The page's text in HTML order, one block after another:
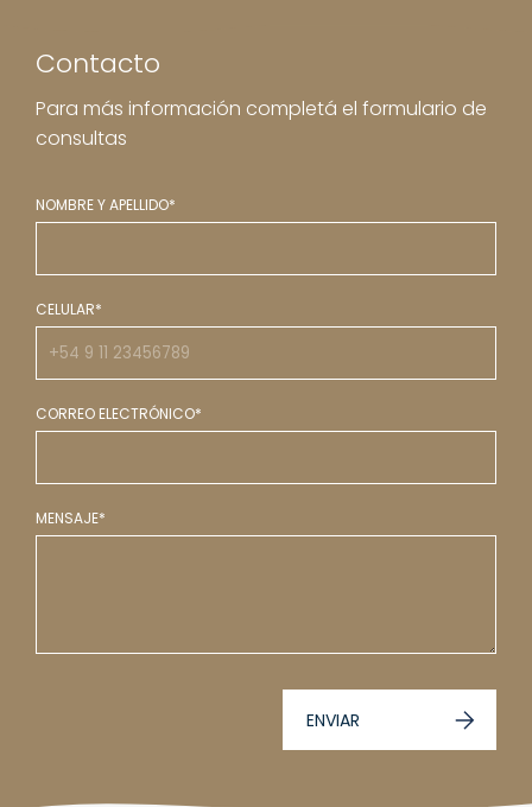
Contacto
Para más información completá el formulario de
consultas
NOMBRE Y APELLIDO*
CELULAR*
CORREO ELECTRÓNICO*
MENSAJE*
ENVIAR